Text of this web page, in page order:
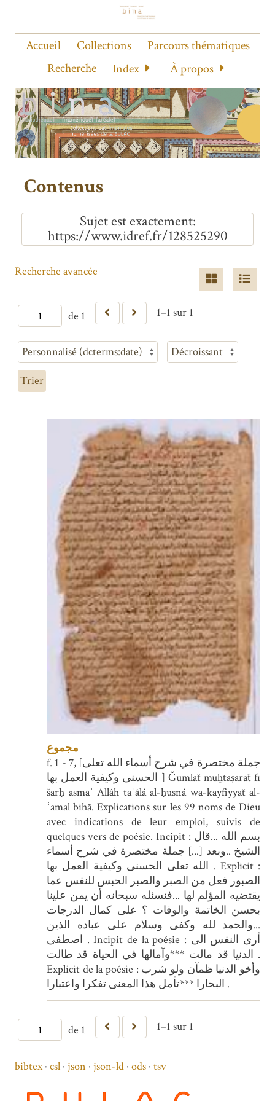
Accueil Collections
Parcours thématiques
Recherche
Index À propos
Contenus
Sujet est exactement
https://www.idref.fr/128525290
de 1 1–1 sur 1
Recherche avancée
Trier
مجموع
f. 1 - 7, [جملة مختصرة في شرح أسماء الله تعلى
الحسنى وكيفية العمل بها ] Ǧumlaẗ muẖtaṣaraẗ fī
šarḥ asmāʾ Allâh taʿâlá al-ḥusná wa-kayfiyyaẗ al-
ʿamal bihā. Explications sur les 99 noms de Dieu
avec indications de leur emploi, suivis de
quelques vers de poésie. Incipit : بسم الله ...قال
الشيخ ..وبعد [...] جملة مختصرة في شرح أسماء
الله تعلى الحسنى وكيفية العمل بها . Explicit :
الصبور فعل من الصبر والصبر الحبس للنفس عما
يقتضيه المؤلم لها ...فنسئله سبحانه أن يمن علينا
بحسن الخاتمة والوفات ؟ على كمال الدرجات
...والحمد لله وكفى وسلام على عباده الذين
اصطفى . Incipit de la poésie : أرى النفس الى
الدنيا قد مالت ***وآمالها في الحياة قد طالت .
Explicit de la poésie : وأخو الدنيا ظمآن ولو شرب
البحارا ***تأمل هذا المعنى تفكرا واعتبارا .
de 1 1–1 sur 1
bibtex csl json json-ld ods tsv